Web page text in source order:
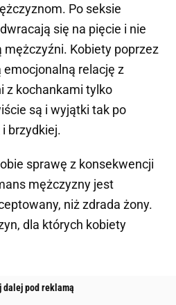
Po seksie
się na pięcie i nie
Kobiety poprzez
relację z
z kochankami tylko
są i wyjątki tak po
i brzydkiej.
sprawę z konsekwencji
mężczyzny jest
niż zdrada żony.
dla których kobiety